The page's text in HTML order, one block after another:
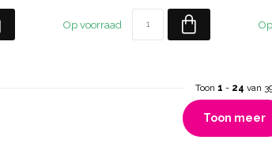
Op voorraad
Toon 1 - 24 van
Toon meer